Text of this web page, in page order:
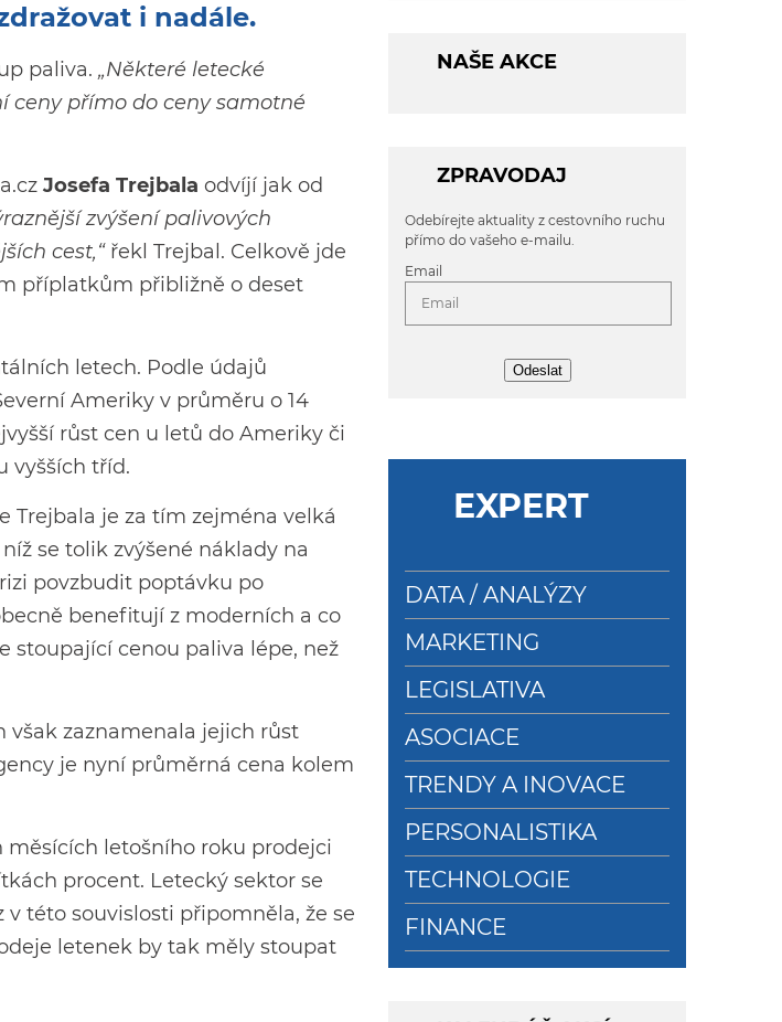
i nadále.
paliva. „Některé letecké
ceny přímo do ceny samotné
Josefa Trejbala odvíjí jak od
zvýšení palivových
cest,“řekl Trejbal. Celkově jde
příplatkům přibližně o deset
letech. Podle údajů
Ameriky v průměru o 14
růst cen u letů do Ameriky či
vyšších tříd.
Trejbala je za tím zejména velká
se tolik zvýšené náklady na
povzbudit poptávku po
benefitují z moderních a co
stoupající cenou paliva lépe, než
však zaznamenala jejich růst
je nyní průměrná cena kolem
měsících letošního roku prodejci
procent. Letecký sektor se
této souvislosti připomněla, že se
letenek by tak měly stoupat
NAŠE AKCE
ZPRAVODAJ
Odebírejte aktuality z cestovního ruchu
přímo do vašeho e-mailu.
Email
Odeslat
EXPERT
DATA / ANALÝZY
MARKETING
LEGISLATIVA
ASOCIACE
TRENDY A INOVACE
PERSONALISTIKA
TECHNOLOGIE
FINANCE